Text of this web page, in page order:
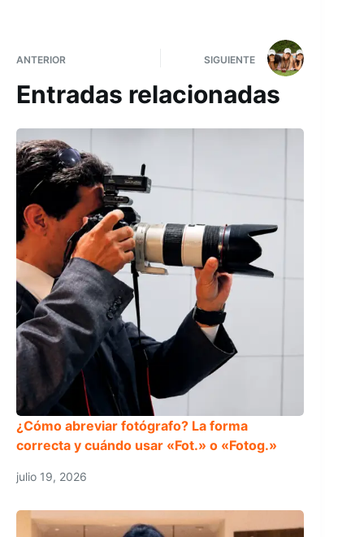
ANTERIOR SIGUIENTE
Entradas relacionadas
¿Cómo abreviar fotógrafo? La forma
correcta y cuándo usar «Fot.» o «Fotog.»
julio 19, 2026